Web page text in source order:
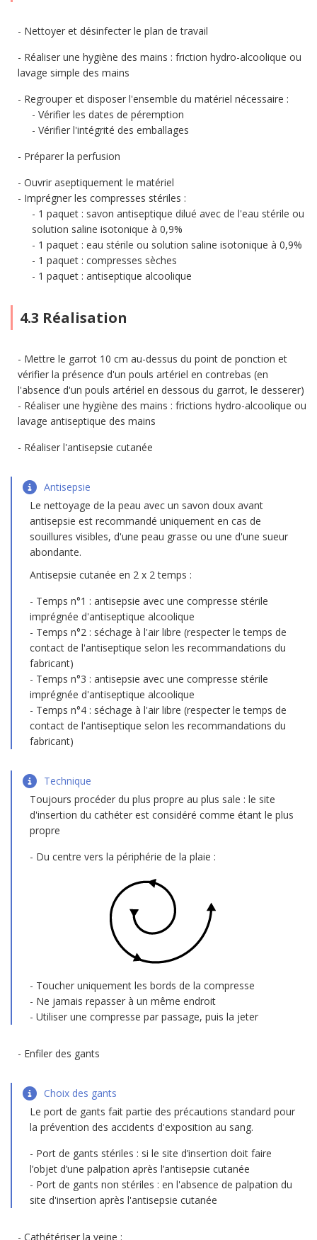
Nettoyer et désinfecter le plan de travail
Réaliser une hygiène des mains : friction hydro-alcoolique ou
lavage simple des mains
Regrouper et disposer l'ensemble du matériel nécessaire :
Vérifier les dates de péremption
Vérifier l'intégrité des emballages
Préparer la perfusion
Ouvrir aseptiquement le matériel
Imprégner les compresses stériles :
1 paquet : savon antiseptique dilué avec de l'eau stérile ou
solution saline isotonique à 0,9%
1 paquet : eau stérile ou solution saline isotonique à 0,9%
1 paquet : compresses sèches
1 paquet : antiseptique alcoolique
4.3 Réalisation
Mettre le garrot 10 cm au-dessus du point de ponction et
vérifier la présence d'un pouls artériel en contrebas (en
l'absence d'un pouls artériel en dessous du garrot, le desserer)
Réaliser une hygiène des mains : frictions hydro-alcoolique ou
lavage antiseptique des mains
Réaliser l'antisepsie cutanée
Antisepsie
Le nettoyage de la peau avec un savon doux avant
antisepsie est recommandé uniquement en cas de
souillures visibles, d'une peau grasse ou une d'une sueur
abondante.
Antisepsie cutanée en 2 x 2 temps :
Temps n°1 : antisepsie avec une compresse stérile
imprégnée d'antiseptique alcoolique
Temps n°2 : séchage à l'air libre (respecter le temps de
contact de l'antiseptique selon les recommandations du
fabricant)
Temps n°3 : antisepsie avec une compresse stérile
imprégnée d'antiseptique alcoolique
Temps n°4 : séchage à l'air libre (respecter le temps de
contact de l'antiseptique selon les recommandations du
fabricant)
Technique
Toujours procéder du plus propre au plus sale : le site
d'insertion du cathéter est considéré comme étant le plus
propre
Du centre vers la périphérie de la plaie :
Toucher uniquement les bords de la compresse
Ne jamais repasser à un même endroit
Utiliser une compresse par passage, puis la jeter
Enfiler des gants
Choix des gants
Le port de gants fait partie des précautions standard pour
la prévention des accidents d'exposition au sang.
Port de gants stériles : si le site d’insertion doit faire
l’objet d’une palpation après l’antisepsie cutanée
Port de gants non stériles : en l'absence de palpation du
site d'insertion après l'antisepsie cutanée
Cathétériser la veine :